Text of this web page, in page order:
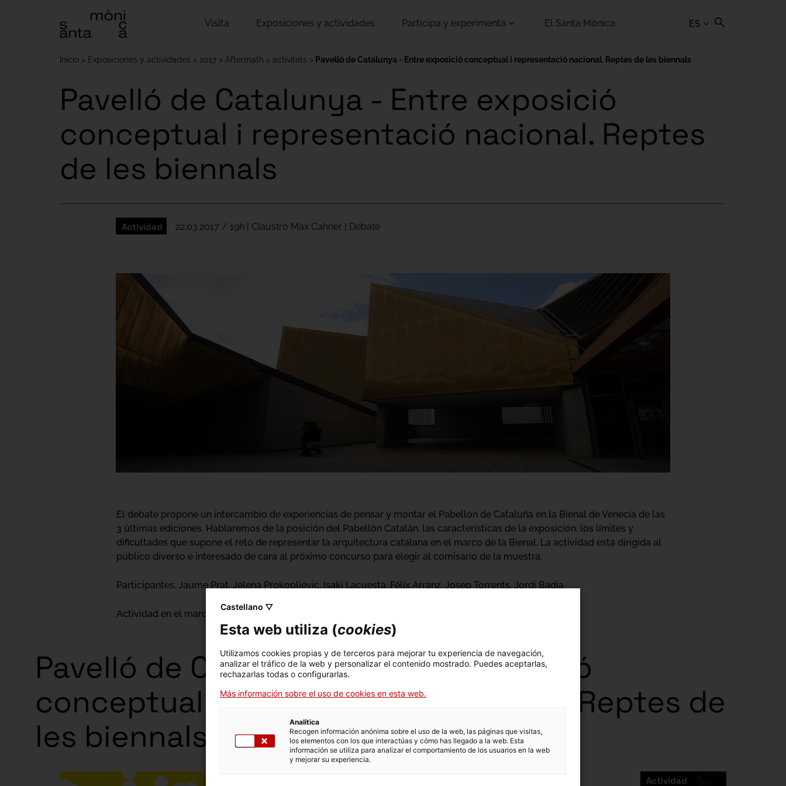
ES
Visita Exposiciones y actividades Participa y experimenta El Santa Mònica
Inicio Exposiciones y actividades 2017 Aftermath activitats Pavelló de Catalunya - Entre exposició conceptual i representació nacional. Reptes de les biennals
Pavelló de Catalunya - Entre exposició
conceptual i representació nacional. Reptes
de les biennals
Actividad 22.03.2017 / 19h | Claustro Max Cahner | Debate
El debate propone un intercambio de experiencias de pensar y montar el Pabellón de Cataluña en la Bienal de Venecia de las
3 últimas ediciones. Hablaremos de la posición del Pabellón Catalán, las características de la exposición, los límites y
dificultades que supone el reto de representar la arquitectura catalana en el marco de la Bienal. La actividad está dirigida al
público diverso e interesado de cara al próximo concurso para elegir al comisario de la muestra.
Participantes. Jaume Prat, Jelena Prokopljević, Isaki Lacuesta, Félix Arranz, Josep Torrents, Jordi Badia
Actividad en el marco de la exposición
Pavelló de Catalunya - Entre exposició
conceptual i representació nacional. Reptes de
les biennals
Actividad
Castellano ▽
Esta web utiliza (cookies)
Utilizamos cookies propias y de terceros para mejorar tu experiencia de navegación,
analizar el tráfico de la web y personalizar el contenido mostrado. Puedes aceptarlas,
rechazarlas todas o configurarlas.
Más información sobre el uso de cookies en esta web.
Analítica
Recogen información anónima sobre el uso de la web, las páginas que visitas,
los elementos con los que interactúas y cómo has llegado a la web. Esta
información se utiliza para analizar el comportamiento de los usuarios en la web
y mejorar su experiencia.